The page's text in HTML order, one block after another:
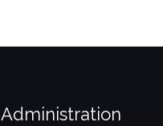
Administration